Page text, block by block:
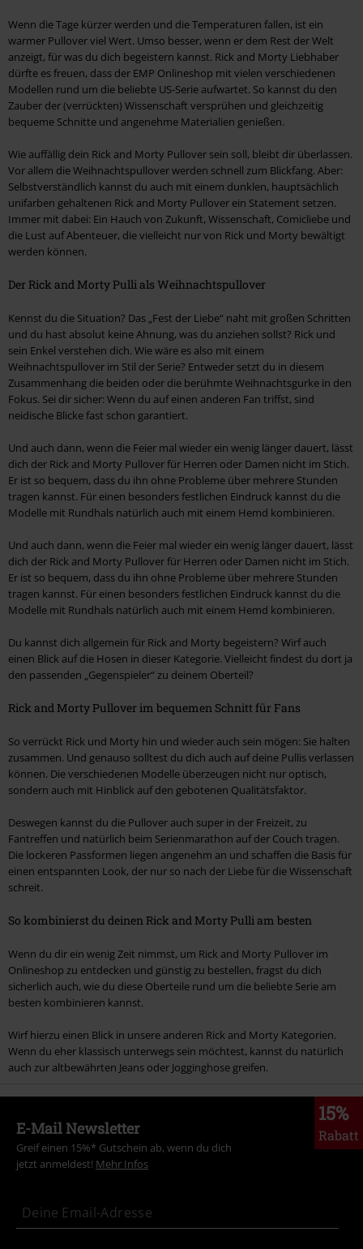
Wenn die Tage kürzer werden und die Temperaturen fallen, ist ein
warmer Pullover viel Wert. Umso besser, wenn er dem Rest der Welt
anzeigt, für was du dich begeistern kannst. Rick and Morty Liebhaber
dürfte es freuen, dass der EMP Onlineshop mit vielen verschiedenen
Modellen rund um die beliebte US-Serie aufwartet. So kannst du den
Zauber der (verrückten) Wissenschaft versprühen und gleichzeitig
bequeme Schnitte und angenehme Materialien genießen.
Wie auffällig dein Rick and Morty Pullover sein soll, bleibt dir überlassen.
Vor allem die Weihnachtspullover werden schnell zum Blickfang. Aber:
Selbstverständlich kannst du auch mit einem dunklen, hauptsächlich
unifarben gehaltenen Rick and Morty Pullover ein Statement setzen.
Immer mit dabei: Ein Hauch von Zukunft, Wissenschaft, Comicliebe und
die Lust auf Abenteuer, die vielleicht nur von Rick und Morty bewältigt
werden können.
Der Rick and Morty Pulli als Weihnachtspullover
Kennst du die Situation? Das „Fest der Liebe“ naht mit großen Schritten
und du hast absolut keine Ahnung, was du anziehen sollst? Rick und
sein Enkel verstehen dich. Wie wäre es also mit einem
Weihnachtspullover im Stil der Serie? Entweder setzt du in diesem
Zusammenhang die beiden oder die berühmte Weihnachtsgurke in den
Fokus. Sei dir sicher: Wenn du auf einen anderen Fan triffst, sind
neidische Blicke fast schon garantiert.
Und auch dann, wenn die Feier mal wieder ein wenig länger dauert, lässt
dich der Rick and Morty Pullover für Herren oder Damen nicht im Stich.
Er ist so bequem, dass du ihn ohne Probleme über mehrere Stunden
tragen kannst. Für einen besonders festlichen Eindruck kannst du die
Modelle mit Rundhals natürlich auch mit einem Hemd kombinieren.
Und auch dann, wenn die Feier mal wieder ein wenig länger dauert, lässt
dich der Rick and Morty Pullover für Herren oder Damen nicht im Stich.
Er ist so bequem, dass du ihn ohne Probleme über mehrere Stunden
tragen kannst. Für einen besonders festlichen Eindruck kannst du die
Modelle mit Rundhals natürlich auch mit einem Hemd kombinieren.
Du kannst dich allgemein für Rick and Morty begeistern? Wirf auch
einen Blick auf die Hosen in dieser Kategorie. Vielleicht findest du dort ja
den passenden „Gegenspieler“ zu deinem Oberteil?
Rick and Morty Pullover im bequemen Schnitt für Fans
So verrückt Rick und Morty hin und wieder auch sein mögen: Sie halten
zusammen. Und genauso solltest du dich auch auf deine Pullis verlassen
können. Die verschiedenen Modelle überzeugen nicht nur optisch,
sondern auch mit Hinblick auf den gebotenen Qualitätsfaktor.
Deswegen kannst du die Pullover auch super in der Freizeit, zu
Fantreffen und natürlich beim Serienmarathon auf der Couch tragen.
Die lockeren Passformen liegen angenehm an und schaffen die Basis für
einen entspannten Look, der nur so nach der Liebe für die Wissenschaft
schreit.
So kombinierst du deinen Rick and Morty Pulli am besten
Wenn du dir ein wenig Zeit nimmst, um Rick and Morty Pullover im
Onlineshop zu entdecken und günstig zu bestellen, fragst du dich
sicherlich auch, wie du diese Oberteile rund um die beliebte Serie am
besten kombinieren kannst.
Wirf hierzu einen Blick in unsere anderen Rick and Morty Kategorien.
Wenn du eher klassisch unterwegs sein möchtest, kannst du natürlich
auch zur altbewährten Jeans oder Jogginghose greifen.
15%
Rabatt
E-Mail Newsletter
Greif einen 15%* Gutschein ab, wenn du dich
jetzt anmeldest! Mehr Infos